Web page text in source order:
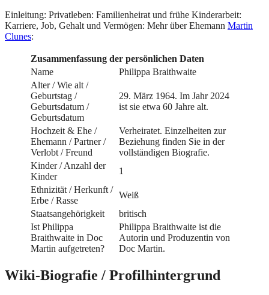
Einleitung: Privatleben: Familienheirat und frühe Kinderarbeit:
Karriere, Job, Gehalt und Vermögen: Mehr über Ehemann Martin
Clunes:
Zusammenfassung der persönlichen Daten
Name
Philippa Braithwaite
Alter / Wie alt /
Geburtstag /
Geburtsdatum /
Geburtsdatum
29. März 1964. Im Jahr 2024
ist sie etwa 60 Jahre alt.
Hochzeit & Ehe /
Ehemann / Partner /
Verlobt / Freund
Verheiratet. Einzelheiten zur
Beziehung finden Sie in der
vollständigen Biografie.
Kinder / Anzahl der
Kinder
1
Ethnizität / Herkunft /
Erbe / Rasse
Weiß
Staatsangehörigkeit
britisch
Ist Philippa
Braithwaite in Doc
Martin aufgetreten?
Philippa Braithwaite ist die
Autorin und Produzentin von
Doc Martin.
Wiki-Biografie / Profilhintergrund